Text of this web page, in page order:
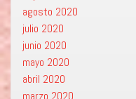
agosto 2020
julio 2020
junio 2020
mayo 2020
abril 2020